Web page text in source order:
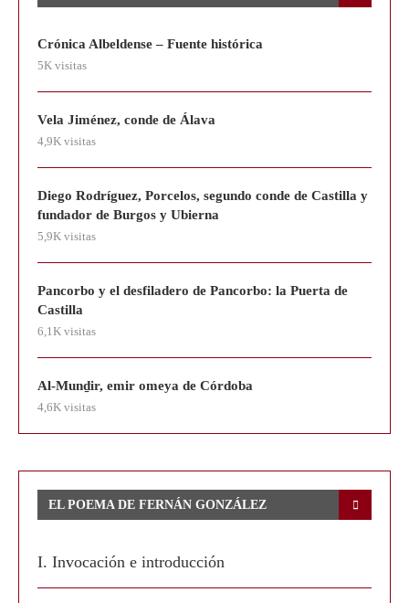
Crónica Albeldense – Fuente histórica
5K visitas
Vela Jiménez, conde de Álava
4,9K visitas
Diego Rodríguez, Porcelos, segundo conde de Castilla y
fundador de Burgos y Ubierna
5,9K visitas
Pancorbo y el desfiladero de Pancorbo: la Puerta de
Castilla
6,1K visitas
Al-Munḏir, emir omeya de Córdoba
4,6K visitas
EL POEMA DE FERNÁN GONZÁLEZ
I. Invocación e introducción